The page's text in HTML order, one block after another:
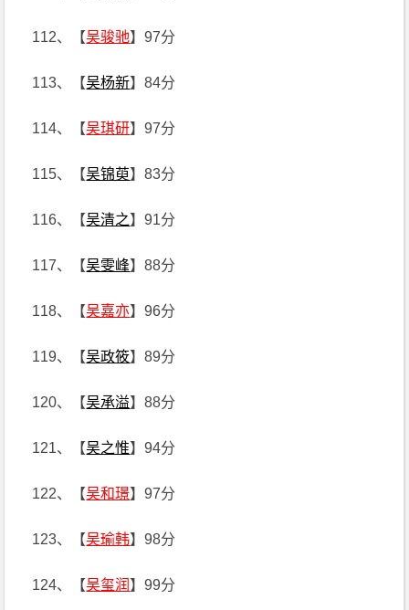
112、【吴骏驰】97分
113、【吴杨新】84分
114、【吴琪研】97分
115、【吴锦萸】83分
116、【吴清之】91分
117、【吴雯峰】88分
118、【吴嘉亦】96分
119、【吴政筱】89分
120、【吴承溢】88分
121、【吴之惟】94分
122、【吴和璟】97分
123、【吴瑜韩】98分
124、【吴玺润 】99分